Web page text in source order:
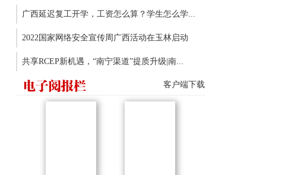
广西延迟复工开学，工资怎么算？学生怎么学...
2022国家网络安全宣传周广西活动在玉林启动
共享RCEP新机遇，“南宁渠道”提质升级|南...
客户端下载